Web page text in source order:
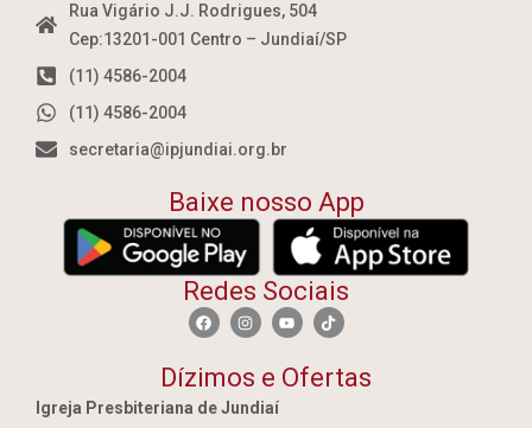
Rua Vigário J.J. Rodrigues, 504
Cep:13201-001 Centro – Jundiaí/SP
(11) 4586-2004
(11) 4586-2004
secretaria@ipjundiai.org.br
Baixe nosso App
Redes Sociais
Dízimos e Ofertas
Igreja Presbiteriana de Jundiaí